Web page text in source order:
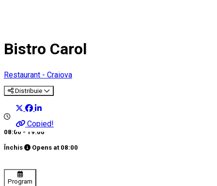
Bistro Carol
Restaurant - Craiova
Distribuie
Copied!
08:00 - 19:00
Închis Opens at 08:00
Program